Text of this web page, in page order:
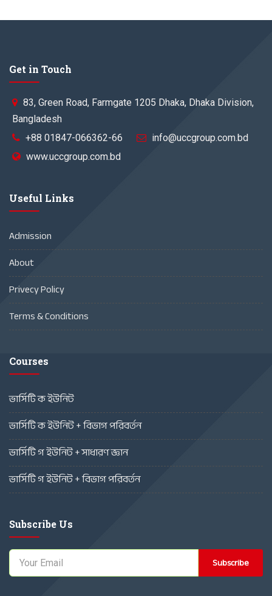
Get in Touch
83, Green Road, Farmgate 1205 Dhaka, Dhaka Division,
Bangladesh
+88 01847-066362-66
info@uccgroup.com.bd
www.uccgroup.com.bd
Useful Links
Admission
About
Privecy Policy
Terms & Conditions
Courses
ভার্সিটি ক ইউনিট
ভার্সিটি ক ইউনিট + বিভাগ পরিবর্তন
ভার্সিটি গ ইউনিট + সাধারণ জ্ঞান
ভার্সিটি গ ইউনিট + বিভাগ পরিবর্তন
Subscribe Us
Subscribe